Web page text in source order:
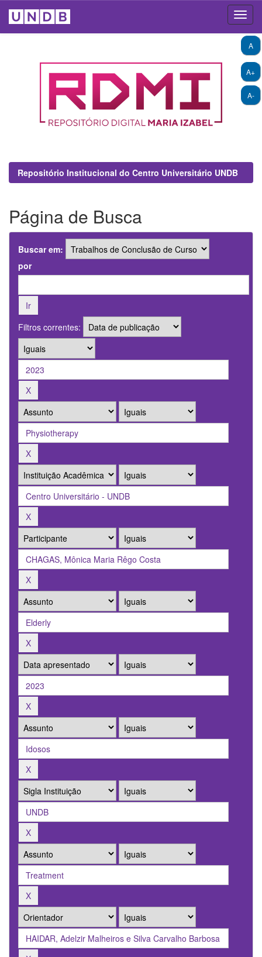
A+
A-
A
Repositório Institucional do Centro Universitário UNDB
Página de Busca
Buscar em:
por
Filtros correntes: